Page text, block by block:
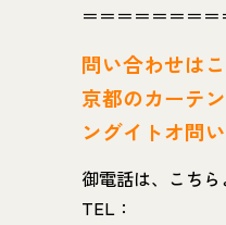
＝＝＝＝＝＝＝
問い合わせは
京都のカーテ
ングイトオ問
御電話は、こち
TEL：